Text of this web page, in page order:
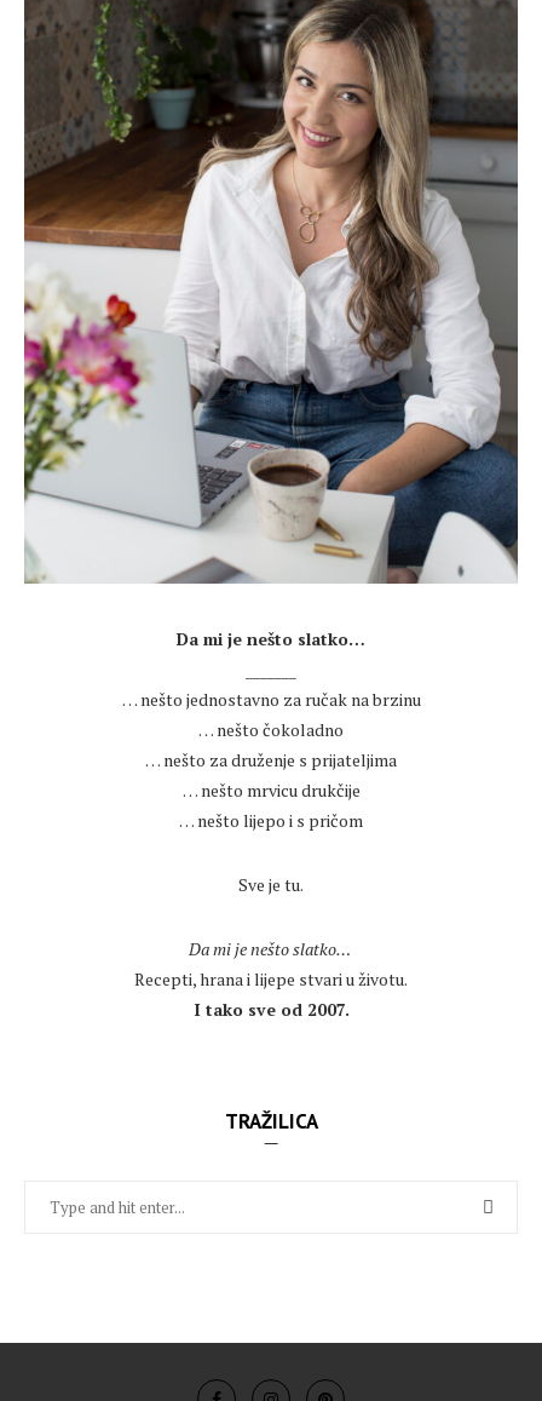
Da mi je nešto slatko…
… nešto jednostavno za ručak na brzinu
… nešto čokoladno
… nešto za druženje s prijateljima
… nešto mrvicu drukčije
… nešto lijepo i s pričom
Sve je tu.
Da mi je nešto slatko…
Recepti, hrana i lijepe stvari u životu.
I tako sve od 2007.
TRAŽILICA